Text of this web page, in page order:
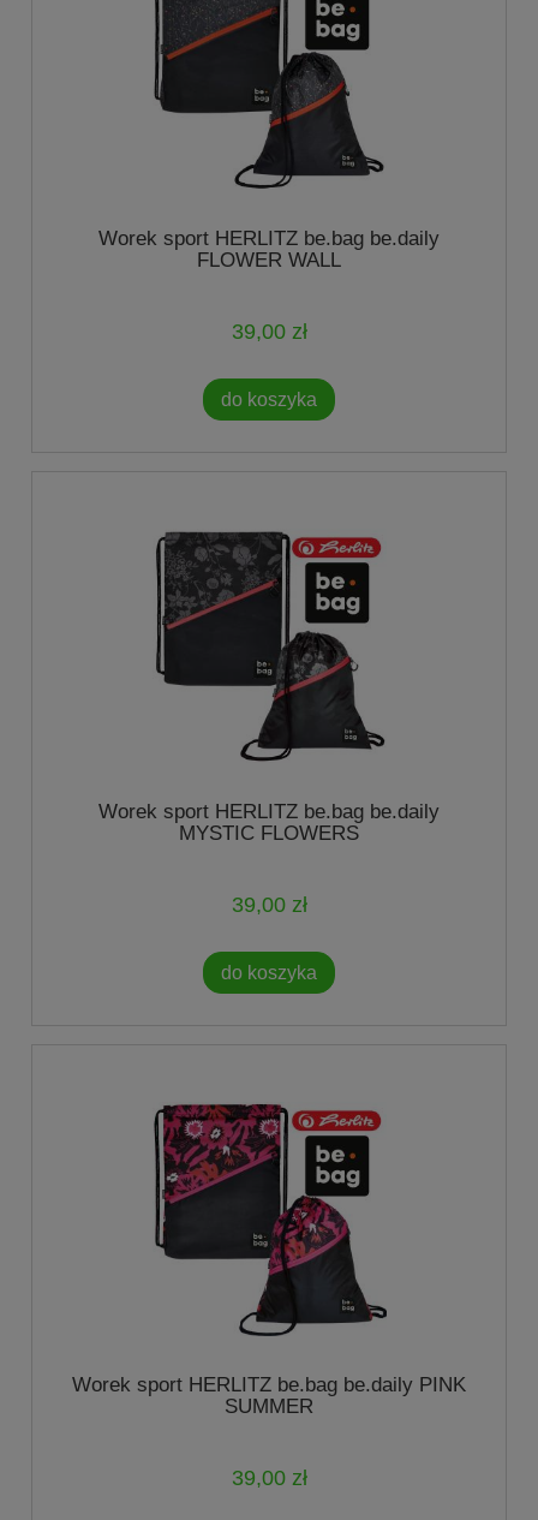
Worek sport HERLITZ be.bag be.daily
FLOWER WALL
39,00 zł
do koszyka
Worek sport HERLITZ be.bag be.daily
MYSTIC FLOWERS
39,00 zł
do koszyka
Worek sport HERLITZ be.bag be.daily PINK
SUMMER
39,00 zł